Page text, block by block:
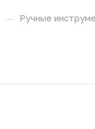
— Ручные